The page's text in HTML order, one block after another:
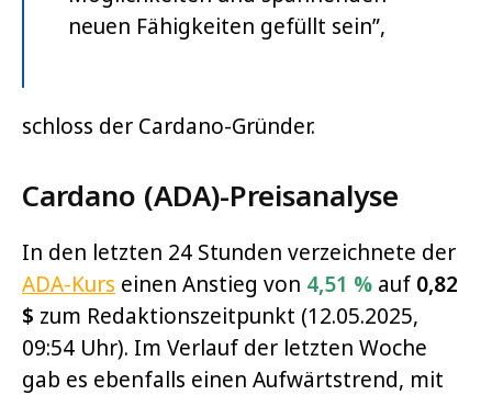
neuen Fähigkeiten gefüllt sein”,
schloss der Cardano-Gründer.
Cardano (ADA)-Preisanalyse
In den letzten 24 Stunden verzeichnete der
ADA-Kurs einen Anstieg von 4,51 % auf 0,82
$ zum Redaktionszeitpunkt (12.05.2025,
09:54 Uhr). Im Verlauf der letzten Woche
gab es ebenfalls einen Aufwärtstrend, mit